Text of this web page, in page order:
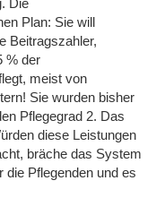
Plan: Sie will
Beitragszahler,
% der
meist von
Sie wurden bisher
Pflegegrad 2. Das
diese Leistungen
bräche das System
die Pflegenden und es